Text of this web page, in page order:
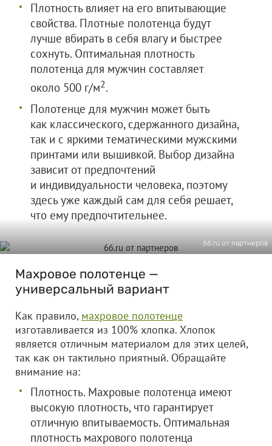
Плотность влияет на его впитывающие
свойства. Плотные полотенца будут
лучше вбирать в себя влагу и быстрее
сохнуть. Оптимальная плотность
полотенца для мужчин составляет
около 500 г/м2.
Полотенце для мужчин может быть
как классического, сдержанного дизайна,
так и с яркими тематическими мужскими
принтами или вышивкой. Выбор дизайна
зависит от предпочтений
и индивидуальности человека, поэтому
здесь уже каждый сам для себя решает,
что ему предпочтительнее.
66.ru от партнеров
Махровое полотенце —
универсальный вариант
Как правило, махровое полотенце
изготавливается из 100% хлопка. Хлопок
является отличным материалом для этих целей,
так как он тактильно приятный. Обращайте
внимание на:
Плотность. Махровые полотенца имеют
высокую плотность, что гарантирует
отличную впитываемость. Оптимальная
плотность махрового полотенца